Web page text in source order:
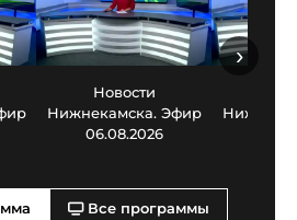
Новости
Нижнекамска. Эфир
06.08.2026
›
Все программы